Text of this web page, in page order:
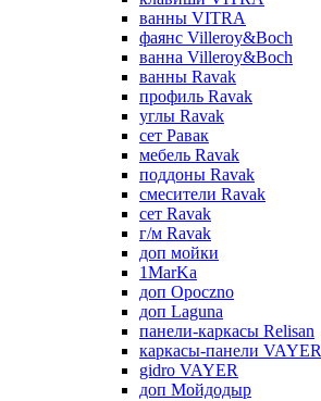
ванны VITRA
фаянс Villeroy&Boch
ванна Villeroy&Boch
ванны Ravak
профиль Ravak
углы Ravak
сет Равак
мебель Ravak
поддоны Ravak
смесители Ravak
сет Ravak
г/м Ravak
доп мойки
1MarKa
доп Opoczno
доп Laguna
панели-каркасы Relisan
каркасы-панели VAYER
gidro VAYER
доп Мойдодыр